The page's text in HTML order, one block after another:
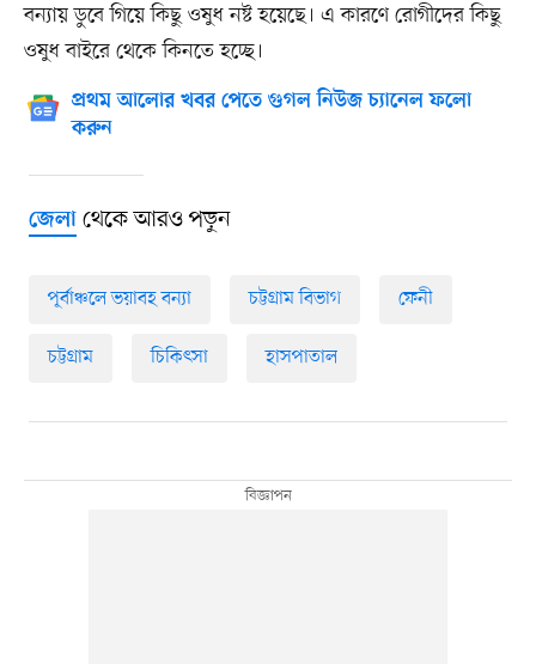
বন্যায় ডুবে গিয়ে কিছু ওষুধ নষ্ট হয়েছে। এ কারণে রোগীদের কিছু
ওষুধ বাইরে থেকে কিনতে হচ্ছে।
প্রথম আলোর খবর পেতে গুগল নিউজ চ্যানেল ফলো
করুন
জেলাথেকে আরও পড়ুন
পূর্বাঞ্চলে ভয়াবহ বন্যা চট্টগ্রাম বিভাগ ফেনী
চট্টগ্রাম চিকিৎসা হাসপাতাল